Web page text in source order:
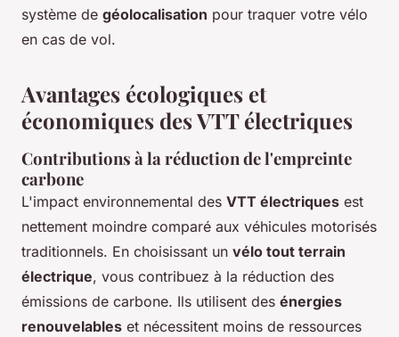
système de géolocalisation pour traquer votre vélo
en cas de vol.
Avantages écologiques et
économiques des VTT électriques
Contributions à la réduction de l'empreinte
carbone
L'impact environnemental des VTT électriques est
nettement moindre comparé aux véhicules motorisés
traditionnels. En choisissant un vélo tout terrain
électrique, vous contribuez à la réduction des
émissions de carbone. Ils utilisent des énergies
renouvelables et nécessitent moins de ressources